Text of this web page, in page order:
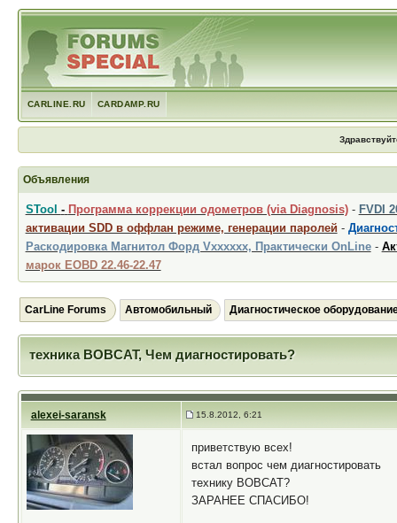
CARLINE.RU CARDAMP.RU
Объявления
STool - Программа коррекции одометров (via Diagnosis)- FVDI
активации SDD в оффлан режиме, генерации паролей -
Раскодировка Магнитол Форд Vxxxxxx, Практически OnLine-
марок EOBD 22.46-22.47
CarLine Forums Автомобильный Диагностическое
техника BOBCAT, Чем диагностировать?
alexei-saransk 15.8.2012, 6:21
приветствую всех!
встал вопрос чем диагностировать
технику BOBCAT?
ЗАРАНЕЕ СПАСИБО!